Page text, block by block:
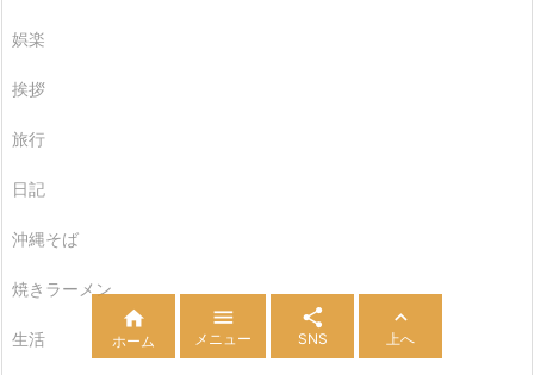
娯楽
挨拶
旅行
日記
沖縄そば
焼きラーメン
生活

ホーム

メニュー

SNS

上へ